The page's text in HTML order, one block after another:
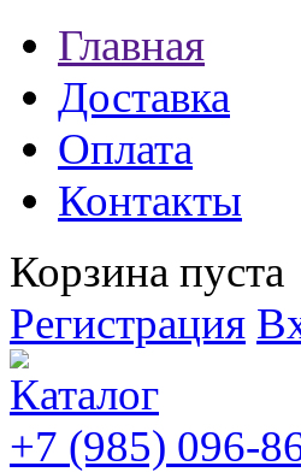
Главная
Доставка
Оплата
Контакты
Корзина пуста
Регистрация
+7 (985) 096-